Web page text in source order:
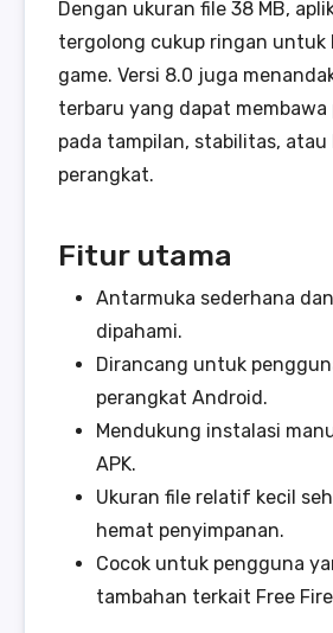
Dengan ukuran file 38 MB,
tergolong cukup ringan untuk
game. Versi 8.0 juga
terbaru yang dapat
pada tampilan, stabilitas,
perangkat.
Fitur utama
Antarmuka sederhana
dipahami.
Dirancang untuk
perangkat Android.
Mendukung instalasi
APK.
Ukuran file relatif kecil
hemat penyimpanan.
Cocok untuk pengguna
tambahan terkait Free